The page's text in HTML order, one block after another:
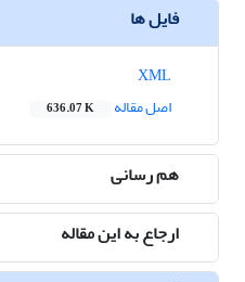
فایل ها
اصل مقاله
636.07 K
هم رسانی
ارجاع به این مقاله